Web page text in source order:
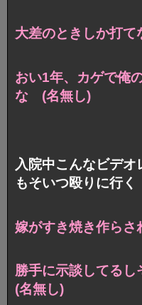
大差のときしか打
おい1年、カゲで俺
な (名無し)
入院中こんなビデ
もそいつ殴りに行く
嫁がすき焼き作ら
勝手に示談してる
(名無し)